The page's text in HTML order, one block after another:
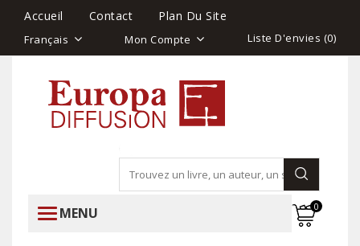
Accueil Contact Plan Du Site
Français Mon Compte Liste D'envies (0)
MENU 0